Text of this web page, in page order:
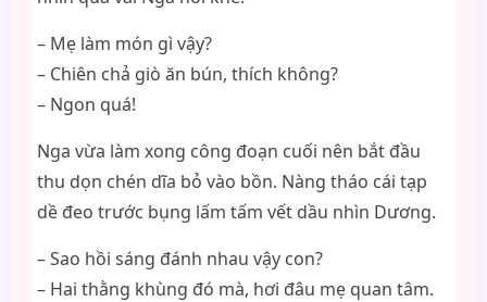
– Mẹ làm món gì vậy?
– Chiên chả giò ăn bún, thích không?
– Ngon quá!
Nga vừa làm xong công đoạn cuối nên bắt đầu
thu dọn chén dĩa bỏ vào bồn. Nàng tháo cái tạp
dề đeo trước bụng lấm tấm vết dầu nhìn Dương.
– Sao hồi sáng đánh nhau vậy con?
– Hai thằng khùng đó mà, hơi đâu mẹ quan tâm.